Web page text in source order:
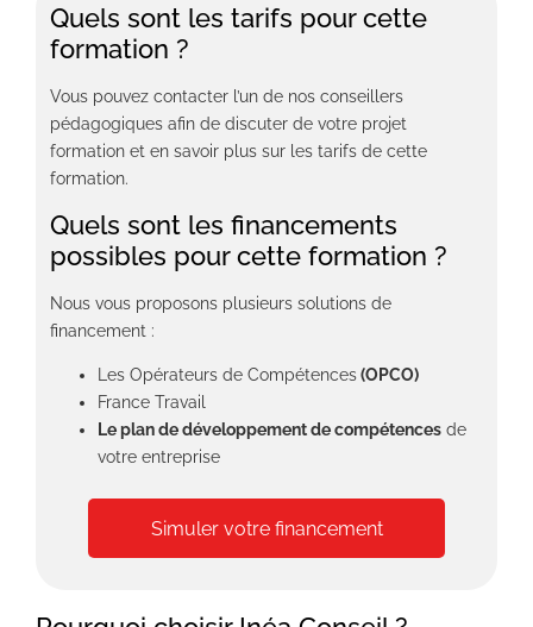
Quels sont les tarifs pour cette
formation ?
Vous pouvez contacter l’un de nos conseillers
pédagogiques afin de discuter de votre projet
formation et en savoir plus sur les tarifs de cette
formation.
Quels sont les financements
possibles pour cette formation ?
Nous vous proposons plusieurs solutions de
financement :
Les Opérateurs de Compétences(OPCO)
France Travail
Le plan de développement de compétences de
votre entreprise
Simuler votre financement